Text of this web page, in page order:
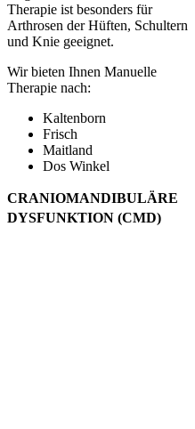
Therapie ist besonders für
Arthrosen der Hüften, Schultern
und Knie geeignet.
Wir bieten Ihnen Manuelle
Therapie nach:
Kaltenborn
Frisch
Maitland
Dos Winkel
CRANIOMANDIBULÄRE
DYSFUNKTION (CMD)